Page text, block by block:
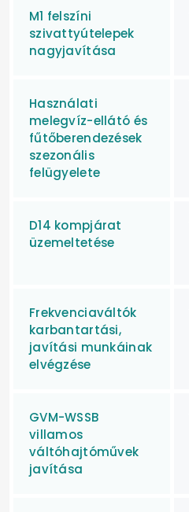
M1 felszíni
szivattyútelepek
nagyjavítása
Használati
melegvíz-ellátó és
fűtőberendezések
szezonális
felügyelete
D14 kompjárat
üzemeltetése
Frekvenciaváltók
karbantartási,
javítási munkáinak
elvégzése
GVM-WSSB
villamos
váltóhajtóművek
javítása